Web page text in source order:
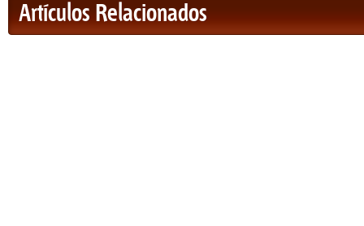
Artículos Relacionados